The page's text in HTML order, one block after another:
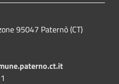
95047 Paternò (CT)